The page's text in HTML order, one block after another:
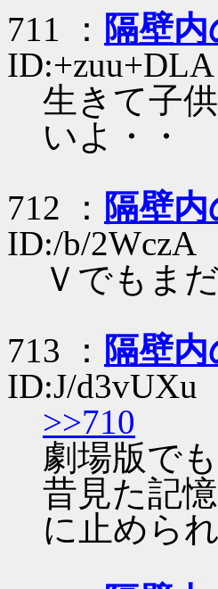
711 ： 隔壁
ID:+zuu+DLA
生きて子
いよ・・
712 ： 隔壁
ID:/b/2WczA
Ｖでもま
713 ： 隔壁
ID:J/d3vUXu
>>710
劇場版で
昔見た記
に止めら